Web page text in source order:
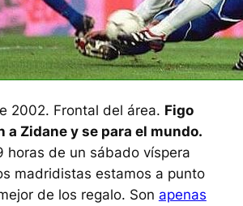
2002. Frontal del área. Figo
a Zidane y se para el mundo.
horas de un sábado víspera
madridistas estamos a punto
de los regalo. Son apenas